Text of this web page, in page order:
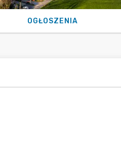
OGŁOSZENIA